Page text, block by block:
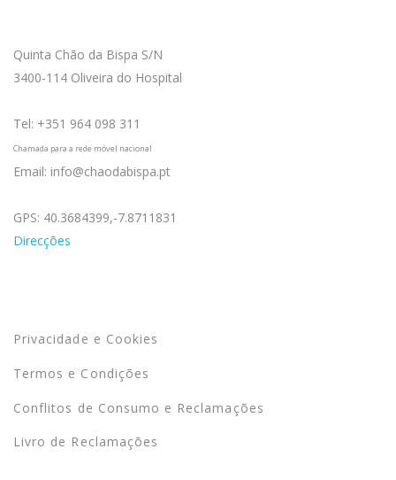
Quinta Chão da Bispa S/N
3400-114 Oliveira do Hospital
Tel: +351 964 098 311
Chamada para a rede móvel nacional
Email: info@chaodabispa.pt
GPS: 40.3684399,-7.8711831
Direcções
Privacidade e Cookies
Termos e Condições
Conflitos de Consumo e Reclamações
Livro de Reclamações